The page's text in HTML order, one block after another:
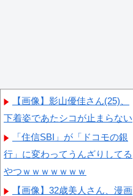
【画像】影山優佳さん(25)、
下着姿であたシコが止まらない
「住信SBI」が「ドコモの銀
行」に変わってうんざりしてる
やつｗｗｗｗｗｗｗ
【画像】32歳美人さん、漫画